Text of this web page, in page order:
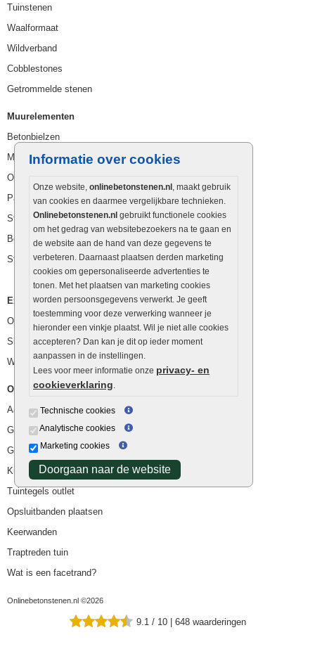
Informatie over cookies
Onze website, onlinebetonstenen.nl , maakt gebruik
van cookies en daarmee vergelijkbare technieken.
Onlinebetonstenen.nl gebruikt functionele cookies
om het gedrag van websitebezoekers na te gaan en
de website aan de hand van deze gegevens te
verbeteren. Daarnaast plaatsen derden marketing
cookies om gepersonaliseerde advertenties te
tonen. Met het plaatsen van marketing cookies
worden persoonsgegevens verwerkt. Je geeft
toestemming voor deze verwerking wanneer je
hieronder een vinkje plaatst. Wil je niet alle cookies
accepteren? Dan kan je dit op ieder moment
aanpassen in de instellingen.
Lees voor meer informatie onze privacy- en
cookieverklaring.
Technische cookies
Analytische cookies
Marketing cookies
Doorgaan naar de website
Tuinstenen
Waalformaat
Wildverband
Cobblestones
Getrommelde stenen
Muurelementen
Betonbielzen
Muurstenen
Opsluitbanden
Palissaden
Stapelblokken
Betonblokken
Stapelstenen
Extra benodigdheden
Ophoogzand
Siergrind en siersplit
Waterafvoer
Overig
Aanbiedingen
Goedkope bestrating
Goedkope tuintegels
Kunstgras
Tuintegels outlet
Opsluitbanden plaatsen
Keerwanden
Traptreden tuin
Wat is een facetrand?
Onlinebetonstenen.nl ©2026
9.1 / 10 | 648 waarderingen